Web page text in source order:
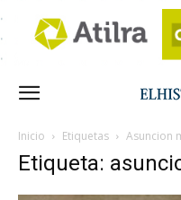
Inicio Etiquetas Asuncion
Etiqueta: